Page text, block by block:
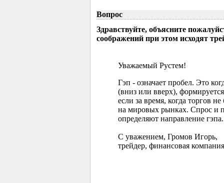
Вопрос
Здравствуйте, объясните
соображений при этом исходят
Уважаемый Рустем!
Гэп - означает пробел. Это
(вниз или вверх),
если за время, когда торгов
на мировых рынках. Спрос и
определяют направление гэпа.
С уважением, Громов Игорь,
трейдер, финансовая